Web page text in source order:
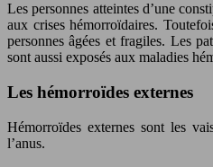
Les personnes atteintes d’une
aux crises hémorroïdaires.
personnes âgées et fragiles. Les
sont aussi exposés aux maladies
Les hémorroïdes externes
Hémorroïdes externes sont les
l’anus.